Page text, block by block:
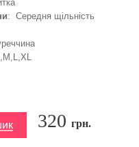
: Середня щільність
320 грн.